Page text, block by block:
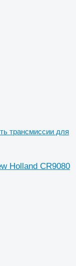
трансмиссии для
Holland CR9080